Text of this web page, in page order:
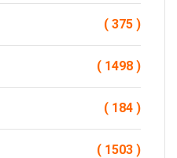
( 375 )
( 1498 )
( 184 )
( 1503 )